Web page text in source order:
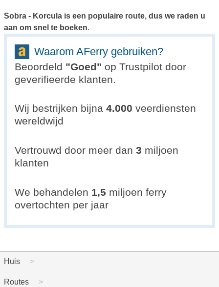
Sobra - Korcula is een populaire route, dus we raden u
aan om snel te boeken.
Waarom AFerry gebruiken?
Beoordeld "Goed" op Trustpilot door
geverifieerde klanten.
Wij bestrijken bijna 4.000 veerdiensten
wereldwijd
Vertrouwd door meer dan 3 miljoen
klanten
We behandelen 1,5 miljoen ferry
overtochten per jaar
Huis
Routes